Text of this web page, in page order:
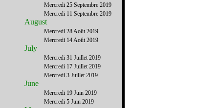
Mercredi 25 Septembre 2019
Mercredi 11 Septembre 2019
August
Mercredi 28 Août 2019
Mercredi 14 Août 2019
July
Mercredi 31 Juillet 2019
Mercredi 17 Juillet 2019
Mercredi 3 Juillet 2019
June
Mercredi 19 Juin 2019
Mercredi 5 Juin 2019